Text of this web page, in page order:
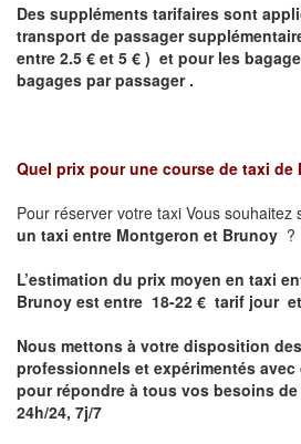
Des suppléments tarifaires sont
transport de passager
entre 2.5 € et 5 € ) et pour les
bagages par passager .
Quel prix pour une course de taxi de
Pour réserver votre taxi Vous souhaitez
un taxi entre Montgeron et Brunoy ?
L’estimation du prix moyen en taxi
Brunoy est entre 18-22 € tarif jour
Nous mettons à votre disposition
professionnels et expérimentés avec
pour répondre à tous vos besoins
24h/24, 7j/7